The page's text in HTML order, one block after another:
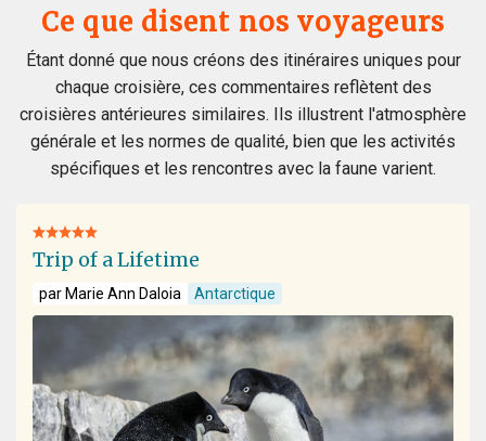
Ce que disent nos voyageurs
Étant donné que nous créons des itinéraires uniques pour
chaque croisière, ces commentaires reflètent des
croisières antérieures similaires. Ils illustrent l'atmosphère
générale et les normes de qualité, bien que les activités
spécifiques et les rencontres avec la faune varient.
Trip of a Lifetime
par Marie Ann Daloia Antarctique